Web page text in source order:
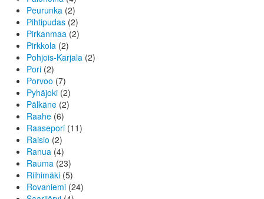
Peurunka (2)
Pihtipudas (2)
Pirkanmaa (2)
Pirkkola (2)
Pohjois-Karjala (2)
Pori (2)
Porvoo (7)
Pyhäjoki (2)
Pälkäne (2)
Raahe (6)
Raasepori (11)
Raisio (2)
Ranua (4)
Rauma (23)
Riihimäki (5)
Rovaniemi (24)